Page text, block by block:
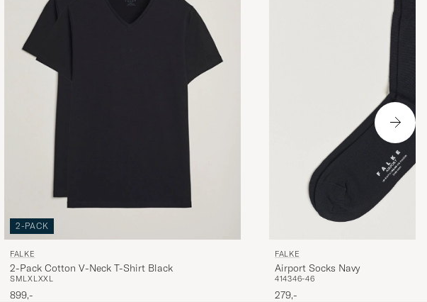
2-PACK
FALKE
2-Pack Cotton V-Neck T-Shirt Black
SMLXL XXL
899,-
FALKE
Airport Socks Navy
414346-46
279,-